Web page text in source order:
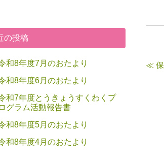
≪ 保
の投稿
和8年度7月のおたより
和8年度6月のおたより
和7年度とうきょうすくわくプ
ログラム活動報告書
和8年度5月のおたより
和8年度4月のおたより